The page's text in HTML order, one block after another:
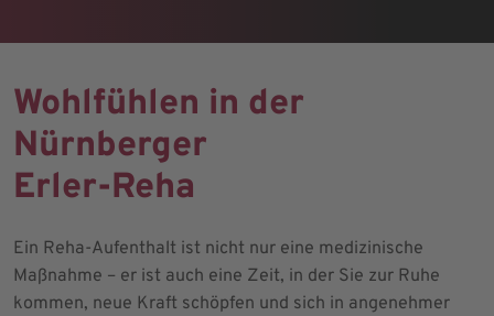
Wohlfühlen in der
Nürnberger
Erler-Reha
Ein Reha-Aufenthalt ist nicht nur eine medizinische
Maßnahme – er ist auch eine Zeit, in der Sie zur Ruhe
kommen, neue Kraft schöpfen und sich in angenehmer